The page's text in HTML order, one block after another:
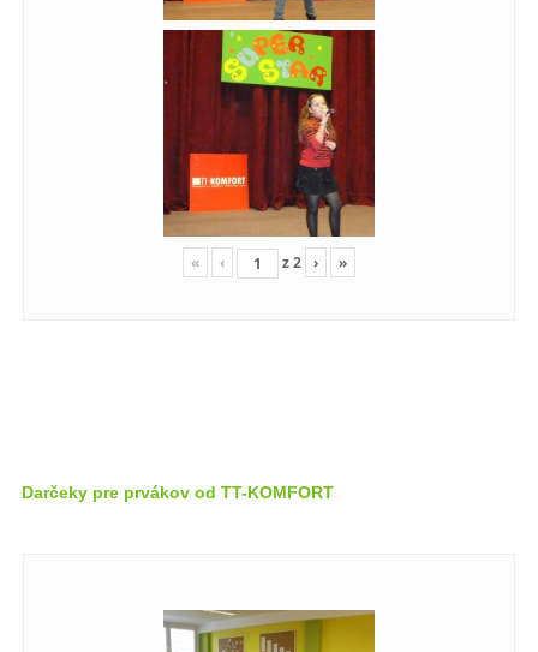
« ‹ z2 › »
Darčeky pre prvákov od TT-KOMFORT